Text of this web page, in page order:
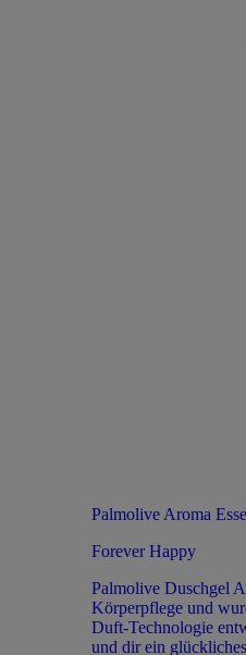
Palmolive Aroma
Forever Happy
Palmolive Duschgel
Körperpflege und
Duft-Technologie
und dir ein